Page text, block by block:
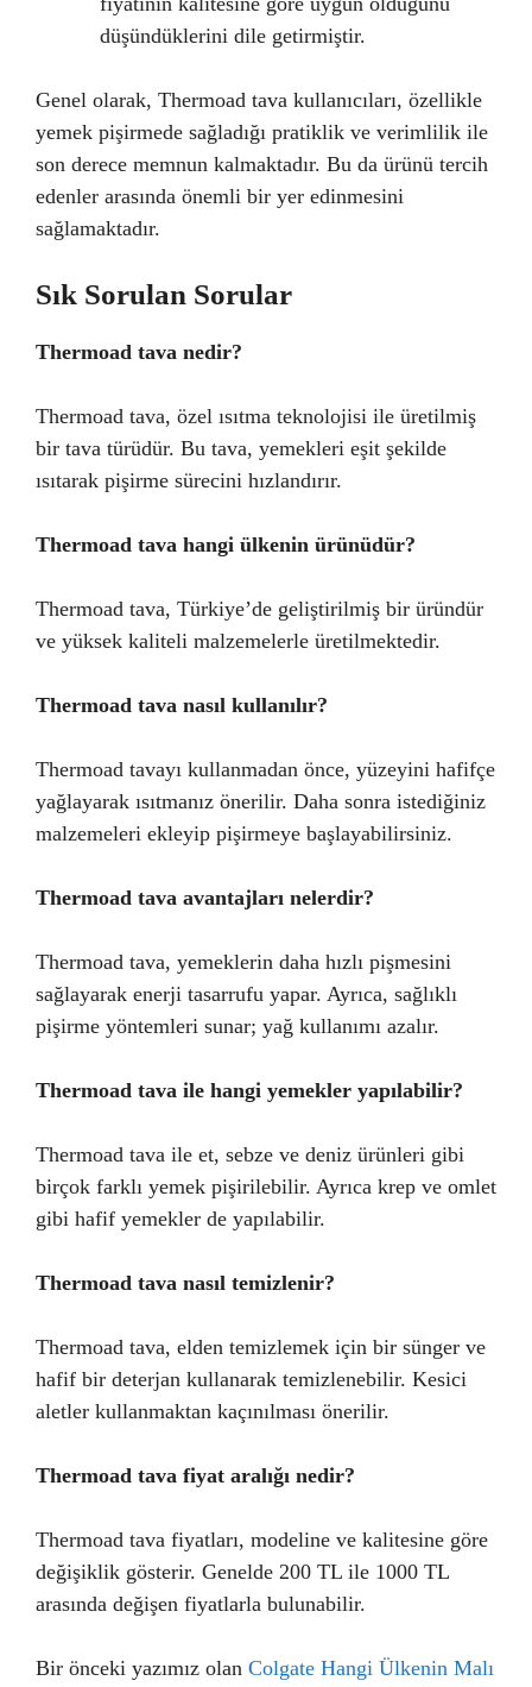
düşündüklerini dile getirmiştir.
Genel olarak, Thermoad tava kullanıcıları, özellikle
yemek pişirmede sağladığı pratiklik ve verimlilik ile
son derece memnun kalmaktadır. Bu da ürünü tercih
edenler arasında önemli bir yer edinmesini
sağlamaktadır.
Sık Sorulan Sorular
Thermoad tava nedir?
Thermoad tava, özel ısıtma teknolojisi ile üretilmiş
bir tava türüdür. Bu tava, yemekleri eşit şekilde
ısıtarak pişirme sürecini hızlandırır.
Thermoad tava hangi ülkenin ürünüdür?
Thermoad tava, Türkiye’de geliştirilmiş bir üründür
ve yüksek kaliteli malzemelerle üretilmektedir.
Thermoad tava nasıl kullanılır?
Thermoad tavayı kullanmadan önce, yüzeyini hafifçe
yağlayarak ısıtmanız önerilir. Daha sonra istediğiniz
malzemeleri ekleyip pişirmeye başlayabilirsiniz.
Thermoad tava avantajları nelerdir?
Thermoad tava, yemeklerin daha hızlı pişmesini
sağlayarak enerji tasarrufu yapar. Ayrıca, sağlıklı
pişirme yöntemleri sunar; yağ kullanımı azalır.
Thermoad tava ile hangi yemekler yapılabilir?
Thermoad tava ile et, sebze ve deniz ürünleri gibi
birçok farklı yemek pişirilebilir. Ayrıca krep ve omlet
gibi hafif yemekler de yapılabilir.
Thermoad tava nasıl temizlenir?
Thermoad tava, elden temizlemek için bir sünger ve
hafif bir deterjan kullanarak temizlenebilir. Kesici
aletler kullanmaktan kaçınılması önerilir.
Thermoad tava fiyat aralığı nedir?
Thermoad tava fiyatları, modeline ve kalitesine göre
değişiklik gösterir. Genelde 200 TL ile 1000 TL
arasında değişen fiyatlarla bulunabilir.
Bir önceki yazımız olan Colgate Hangi Ülkenin Malı